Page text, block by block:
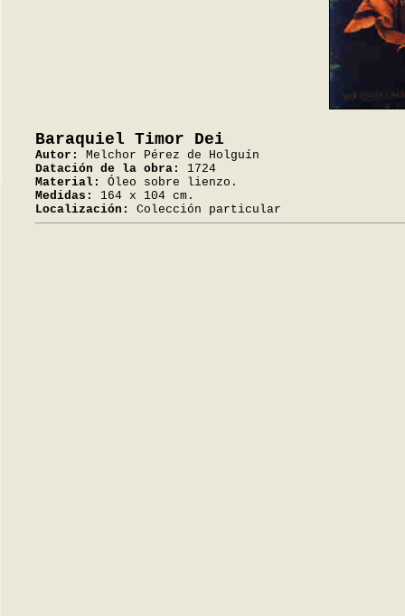
Baraquiel Timor Dei
Autor:
Melchor Pérez de Holguín
Datación de la obra:
1724
Material:
Óleo sobre lienzo.
Medidas:
164 x 104 cm.
Localización:
Colección particular